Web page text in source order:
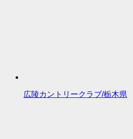
広陵カントリークラブ/栃木県